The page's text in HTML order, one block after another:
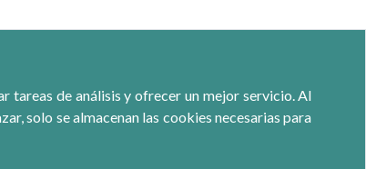
tareas de análisis y ofrecer un mejor servicio. Al
solo se almacenan las cookies necesarias para